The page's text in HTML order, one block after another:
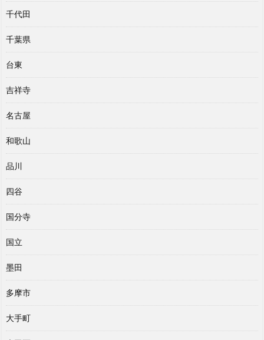
千代田
千葉県
台東
吉祥寺
名古屋
和歌山
品川
四谷
国分寺
国立
墨田
多摩市
大手町